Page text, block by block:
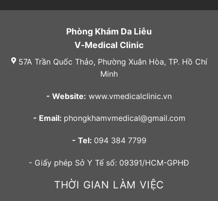
Phòng Khám Da Liễu
V-Medical Clinic
57A Trần Quốc Thảo, Phường Xuân Hòa, TP. Hồ Chí
Minh
- Website: www.vmedicalclinic.vn
- Email: phongkhamvmedical@gmail.com
- Tel: 094 384 7799
- Giấy phép Sở Y Tế số: 09391/HCM-GPHĐ
THỜI GIAN LÀM VIỆC